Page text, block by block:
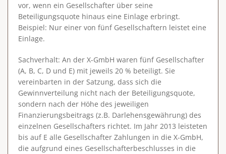
vor, wenn ein Gesellschafter über seine
Beteiligungsquote hinaus eine Einlage erbringt.
Beispiel: Nur einer von fünf Gesellschaftern leistet eine
Einlage.
Sachverhalt: An der X-GmbH waren fünf Gesellschafter
(A, B, C, D und E) mit jeweils 20 % beteiligt. Sie
vereinbarten in der Satzung, dass sich die
Gewinnverteilung nicht nach der Beteiligungsquote,
sondern nach der Höhe des jeweiligen
Finanzierungsbeitrags (z.B. Darlehensgewährung) des
einzelnen Gesellschafters richtet. Im Jahr 2013 leisteten
bis auf E alle Gesellschafter Zahlungen in die X-GmbH,
die aufgrund eines Gesellschafterbeschlusses in die